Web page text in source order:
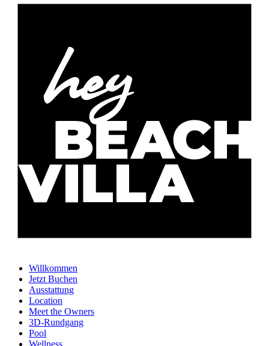
Willkommen
Jetzt Buchen
Ausstattung
Location
Meet the Owners
3D-Rundgang
Pool